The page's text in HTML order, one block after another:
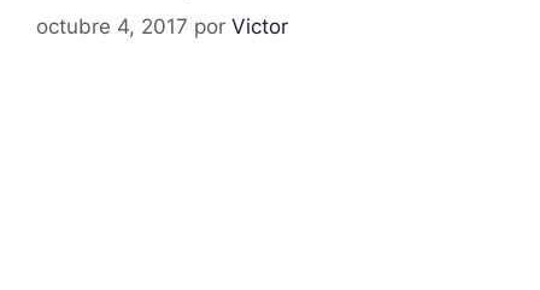
octubre 4, 2017 por Victor